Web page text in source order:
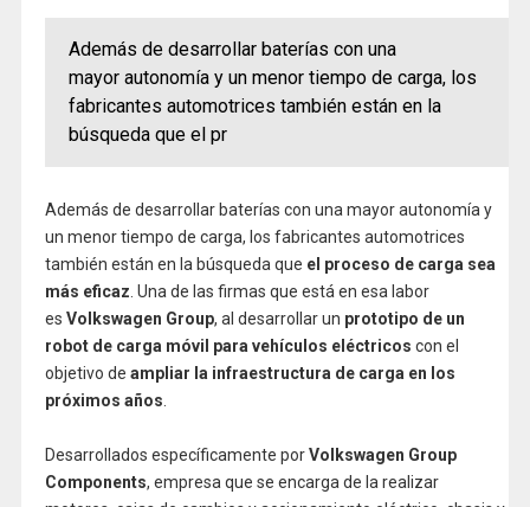
Además de desarrollar baterías con una
mayor autonomía y un menor tiempo de carga, los
fabricantes automotrices también están en la
búsqueda que el pr
Además de desarrollar baterías con una mayor autonomía y
un menor tiempo de carga, los fabricantes automotrices
también están en la búsqueda que el proceso de carga sea
más eficaz . Una de las firmas que está en esa labor
es Volkswagen Group, al desarrollar un prototipo de un
robot de carga móvil para vehículos eléctricos con el
objetivo de ampliar la infraestructura de carga en los
próximos años
Desarrollados específicamente porVolkswagen Group
Components, empresa que se encarga de la realizar